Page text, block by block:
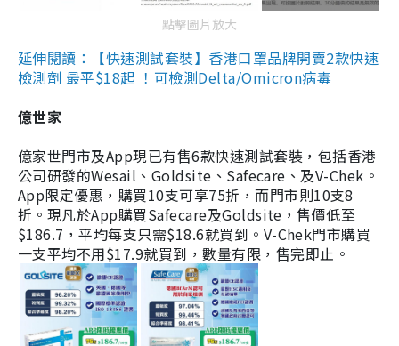
點擊圖片放大
延伸閱讀：【快速測試套裝】香港口罩品牌開賣2款快速
檢測劑 最平$18起 ！可檢測Delta/Omicron病毒
億世家
億家世門市及App現已有售6款快速測試套裝，包括香港
公司研發的Wesail、Goldsite、Safecare、及V-Chek。
App限定優惠，購買10支可享75折，而門市則10支8
折。現凡於App購買Safecare及Goldsite，售價低至
$186.7，平均每支只需$18.6就買到。V-Chek門市購買
一支平均不用$17.9就買到，數量有限，售完即止。